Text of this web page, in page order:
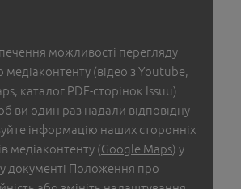
можливості перегляду
медіаконтенту (відео з Youtube,
каталог PDF-сторінок Issuu)
ви один раз надали відповідну
інформацію наших сторонніх
медіаконтенту (Google Maps) у
документі Положення про